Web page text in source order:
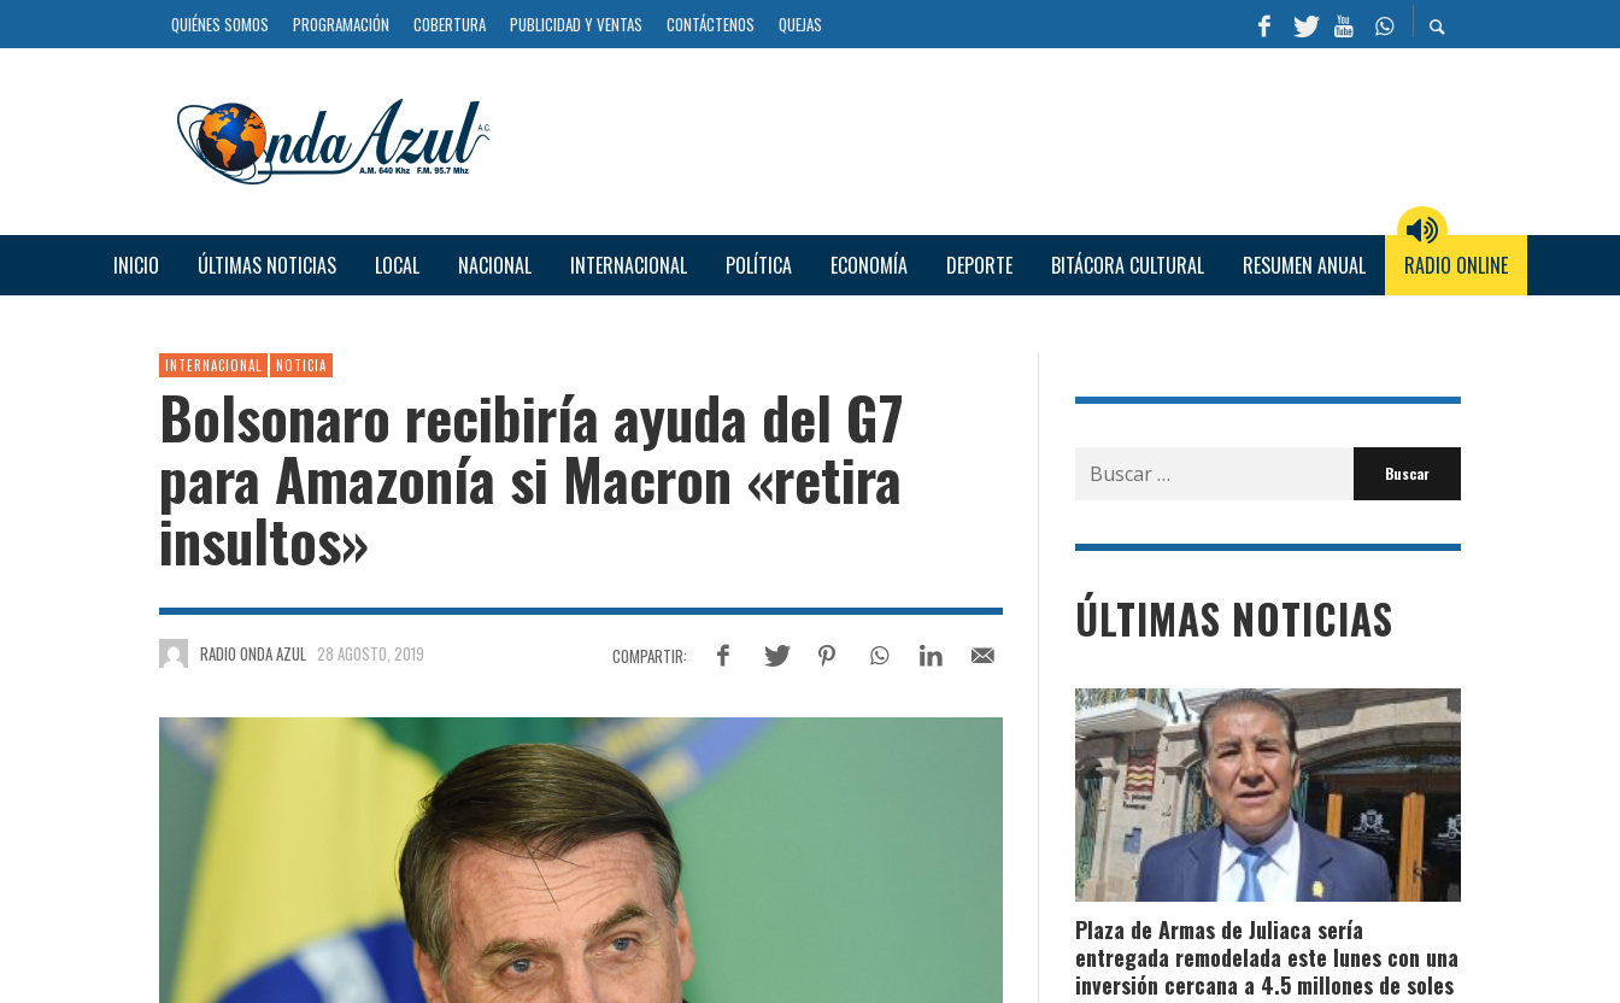
QUIÉNES SOMOS PROGRAMACIÓN COBERTURA PUBLICIDAD Y VENTAS CONTÁCTENOS QUEJAS
INICIO ÚLTIMAS NOTICIAS LOCAL NACIONAL INTERNACIONAL POLÍTICA ECONOMÍA DEPORTE BITÁCORA CULTURAL RESUMEN ANUAL RADIO ONLINE
INTERNACIONAL NOTICIA
Bolsonaro recibiría ayuda del G7
para Amazonía si Macron «retira
insultos»
RADIO ONDA AZUL 28 AGOSTO, 2019
Buscar
por:
ÚLTIMAS NOTICIAS
Plaza de Armas de Juliaca sería
entregada remodelada este lunes con una
inversión cercana a 4.5 millones de soles